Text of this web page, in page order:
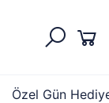
Özel Gün